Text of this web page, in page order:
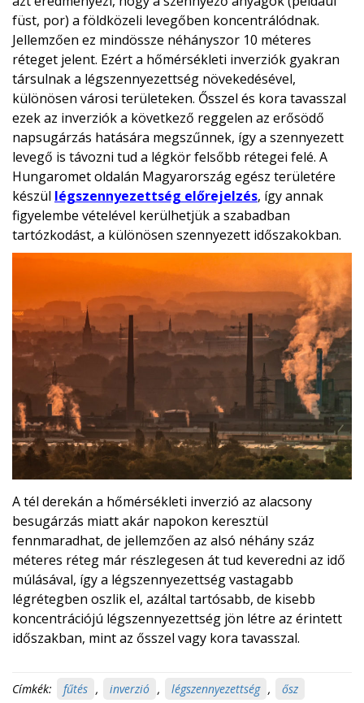
füst, por) a földközeli levegőben koncentrálódnak.
Jellemzően ez mindössze néhányszor 10 méteres
réteget jelent. Ezért a hőmérsékleti inverziók gyakran
társulnak a légszennyezettség növekedésével,
különösen városi területeken. Ősszel és kora tavasszal
ezek az inverziók a következő reggelen az erősödő
napsugárzás hatására megszűnnek, így a szennyezett
levegő is távozni tud a légkör felsőbb rétegei felé. A
Hungaromet oldalán Magyarország egész területére
készül légszennyezettség előrejelzés, így annak
figyelembe vételével kerülhetjük a szabadban
tartózkodást, a különösen szennyezett időszakokban.
A tél derekán a hőmérsékleti inverzió az alacsony
besugárzás miatt akár napokon keresztül
fennmaradhat, de jellemzően az alsó néhány száz
méteres réteg már részlegesen át tud keveredni az idő
múlásával, így a légszennyezettség vastagabb
légrétegben oszlik el, azáltal tartósabb, de kisebb
koncentrációjú légszennyezettség jön létre az érintett
időszakban, mint az ősszel vagy kora tavasszal.
Címkék: fűtés , inverzió , légszennyezettség , ősz